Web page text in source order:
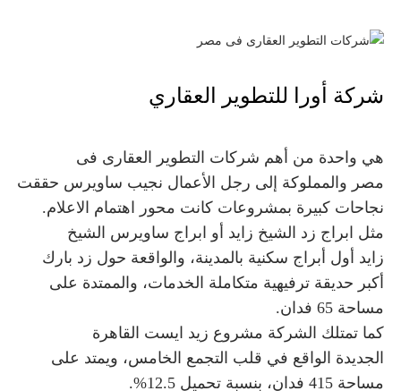
شركة أورا للتطوير العقاري
هي واحدة من أهم شركات التطوير العقارى فى
مصر والمملوكة إلى رجل الأعمال نجيب ساويرس حققت
نجاحات كبيرة بمشروعات كانت محور اهتمام الاعلام.
مثل ابراج زد الشيخ زايد أو ابراج ساويرس الشيخ
زايد أول أبراج سكنية بالمدينة، والواقعة حول زد بارك
أكبر حديقة ترفيهية متكاملة الخدمات، والممتدة على
مساحة 65 فدان.
كما تمتلك الشركة مشروع زيد ايست القاهرة
الجديدة الواقع في قلب التجمع الخامس، ويمتد على
مساحة 415 فدان، بنسبة تحميل 12.5%.